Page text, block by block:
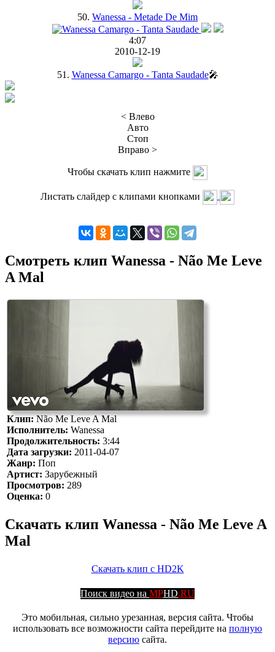
50. Wanessa - Metade De Mim
4:07
2010-12-19
51. Wanessa Camargo - Tanta Saudade🎤
< Влево
Авто
Стоп
Вправо >
Чтобы скачать клип нажмите
Листать слайдер с клипами кнопками
Смотреть клип Wanessa - Não Me Leve
A Mal
Клип:Não Me Leve A Mal
Исполнитель: Wanessa
Продолжительность: 3:44
Дата загрузки: 2011-04-07
Жанр: Поп
Артист: Зарубежный
Просмотров: 289
Оценка: 0
Скачать клип Wanessa - Não Me Leve A
Mal
Скачать клип с HD2K
Поиск видео на MPHD.RU
Это мобильная, сильно урезанная, версия сайта. Чтобы
использовать все возможности сайта перейдите на полную
версию сайта.